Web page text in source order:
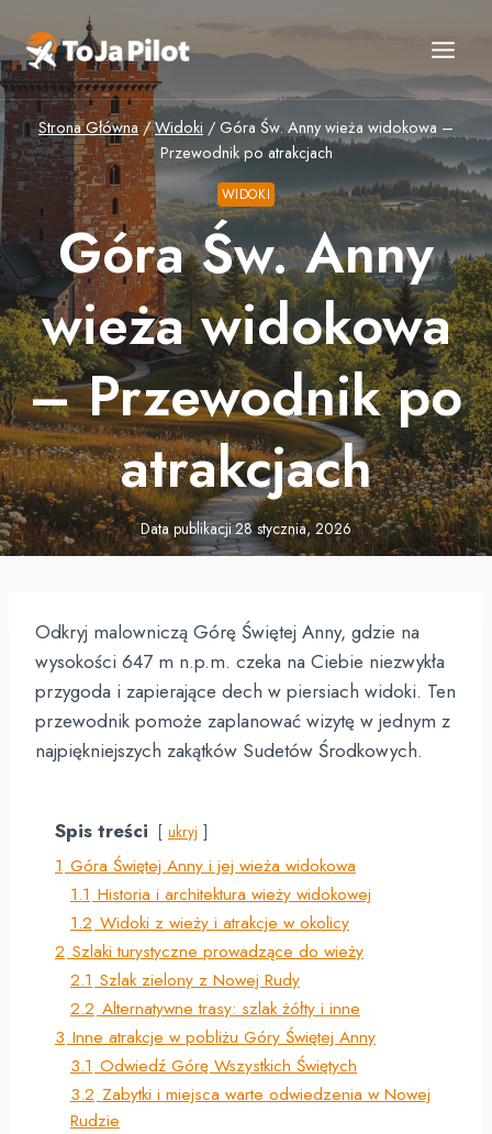
do
treści
Strona Główna / Widoki / Góra Św. Anny wieża widokowa –
Przewodnik po atrakcjach
WIDOKI
Góra Św. Anny
wieża widokowa
– Przewodnik po
atrakcjach
Data publikacji28 stycznia, 2026
Odkryj malowniczą Górę Świętej Anny, gdzie na
wysokości 647 m n.p.m. czeka na Ciebie niezwykła
przygoda i zapierające dech w piersiach widoki. Ten
przewodnik pomoże zaplanować wizytę w jednym z
najpiękniejszych zakątków Sudetów Środkowych.
Spis treści ukryj
1 Góra Świętej Anny i jej wieża widokowa
1.1 Historia i architektura wieży widokowej
1.2 Widoki z wieży i atrakcje w okolicy
2 Szlaki turystyczne prowadzące do wieży
2.1 Szlak zielony z Nowej Rudy
2.2 Alternatywne trasy: szlak żółty i inne
3 Inne atrakcje w pobliżu Góry Świętej Anny
3.1 Odwiedź Górę Wszystkich Świętych
3.2 Zabytki i miejsca warte odwiedzenia w Nowej
Rudzie